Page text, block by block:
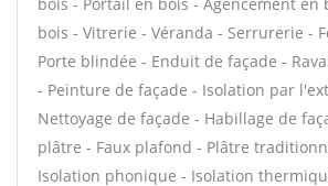
bois - Vitrerie - Véranda - Serrurerie -
Porte blindée - Enduit de façade -
- Peinture de façade - Isolation par
Nettoyage de façade - Habillage de
plâtre - Faux plafond - Plâtre
Isolation phonique - Isolation